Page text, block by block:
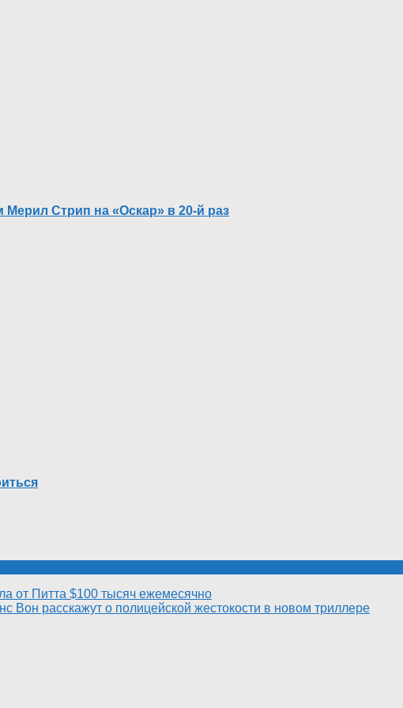
Стрип на «Оскар» в 20-й раз
от Питта $100 тысяч ежемесячно
Вон расскажут о полицейской жестокости в новом триллере